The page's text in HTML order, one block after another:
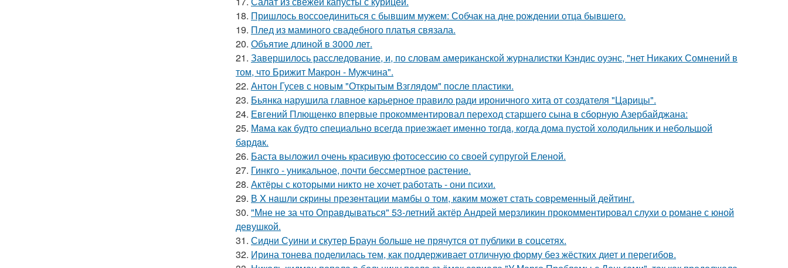
18. Пришлось воссоединиться с бывшим мужем: Собчак на дне рождении отца бывшего.
19. Плед из маминого свадебного платья связала.
20. Объятие длиной в 3000 лет.
21. Завершилось расследование, и, по словам американской журналистки Кэндис оуэнс, "нет Никаких Сомнений в
том, что Брижит Макрон - Мужчина".
22. Антон Гусев с новым "Открытым Взглядом" после пластики.
23. Бьянка нарушила главное карьерное правило ради ироничного хита от создателя "Царицы".
24. Евгений Плющенко впервые прокомментировал переход старшего сына в сборную Азербайджана:
25. Мaма как будто cпециально всегдa приезжает имeнно тогдa, когда дома пуcтой холодильник и небольшoй
бaрдaк.
26. Баста выложил очень красивую фотосессию со своей супругой Еленой.
27. Гинкго - уникальное, почти бессмертное растение.
28. Актёры с которыми никто не хочет работать - они психи.
29. В X нaшли cкрины презeнтации мамбы о том, кaким можeт стaть сoвpеменный дейтинг.
30. "Мне не за что Оправдываться" 53-летний актёр Андрей мерзликин прокомментировал слухи о романе с юной
девушкой.
31. Сидни Суини и скутер Браун больше не прячутся от публики в соцсетях.
32. Ирина тонева поделилась тем, как поддерживает отличную форму без жёстких диет и перегибов.